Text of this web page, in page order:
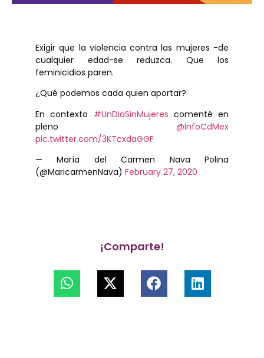
Exigir que la violencia contra las mujeres -de
cualquier edad-se reduzca. Que los
feminicidios paren.
¿Qué podemos cada quien aportar?
En contexto #UnDiaSinMujeres comenté en
pleno @InfoCdMex
pic.twitter.com/3KTcxdaGGF
— María del Carmen Nava Polina
(@MaricarmenNava) February 27, 2020
¡Comparte!